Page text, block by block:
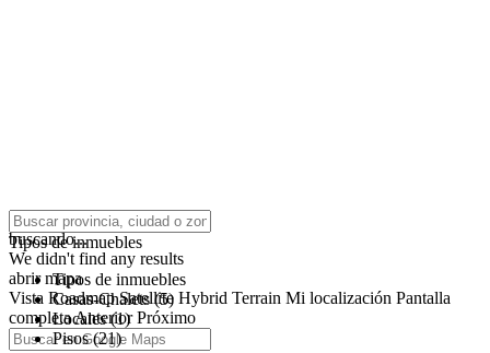
click to enable zoom
buscando...
We didn't find any results
abrir mapa
Vista Roadmap Satellite Hybrid Terrain Mi localización Pantalla
completaAnterior Próximo
Tipos de inmuebles
Tipos de inmuebles
Casas-Chalets (5)
Locales (1)
Pisos (21)